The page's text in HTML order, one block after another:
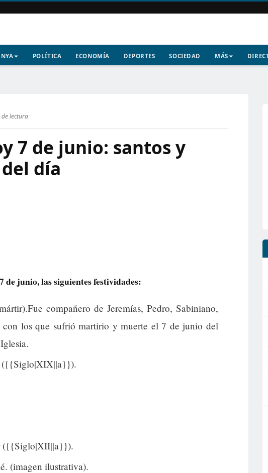
POLÍTICA ECONOMÍA DEPORTES SOCIEDAD MÁS
lectura
7 de junio: santos y
día
de junio, las siguientes festividades:
compañero de Jeremías, Pedro, Sabiniano,
con los que sufrió martirio y muerte el 7 de junio del
({{Siglo|XIX||a}}).
({{Siglo|XII||a}}).
(imagen ilustrativa).